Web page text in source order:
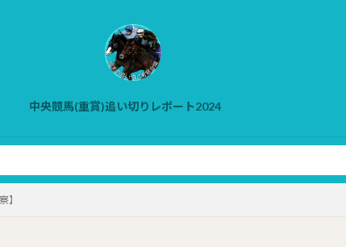
中央競馬(重賞)追い切りレポート2024
】